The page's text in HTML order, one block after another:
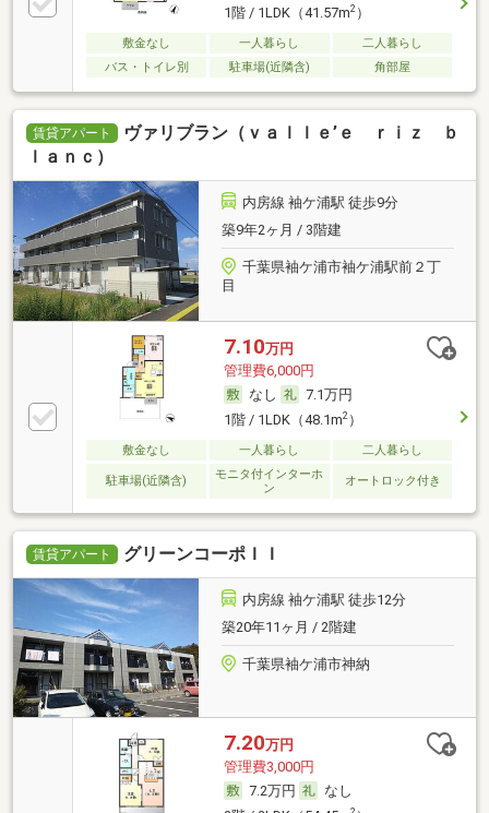
1階 / 1LDK（41.57m2）
敷金なし 一人暮らし
二人暮らし
バス・トイレ別
駐車場(近隣含) 角部屋
賃貸アパート
ヴァリブラン（ｖａｌｌｅ’ｅ ｒｉｚ ｂ
ｌａｎｃ）
内房線 袖ケ浦駅 徒歩9分
築9年2ヶ月 / 3階建
千葉県袖ケ浦市袖ケ浦駅前２丁
目
7.10万円
管理費6,000円
なし
7.1万円
1階 / 1LDK（48.1m2）
敷金なし 一人暮らし 二人暮らし
駐車場(近隣含)
モニタ付インターホ
ン
オートロック付き
賃貸アパート グリーンコーポＩＩ
内房線 袖ケ浦駅 徒歩12分
築20年11ヶ月 / 2階建
千葉県袖ケ浦市神納
7.20万円
管理費3,000円
7.2万円
なし